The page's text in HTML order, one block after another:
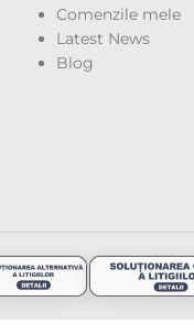
Comenzile mele
Latest News
Blog